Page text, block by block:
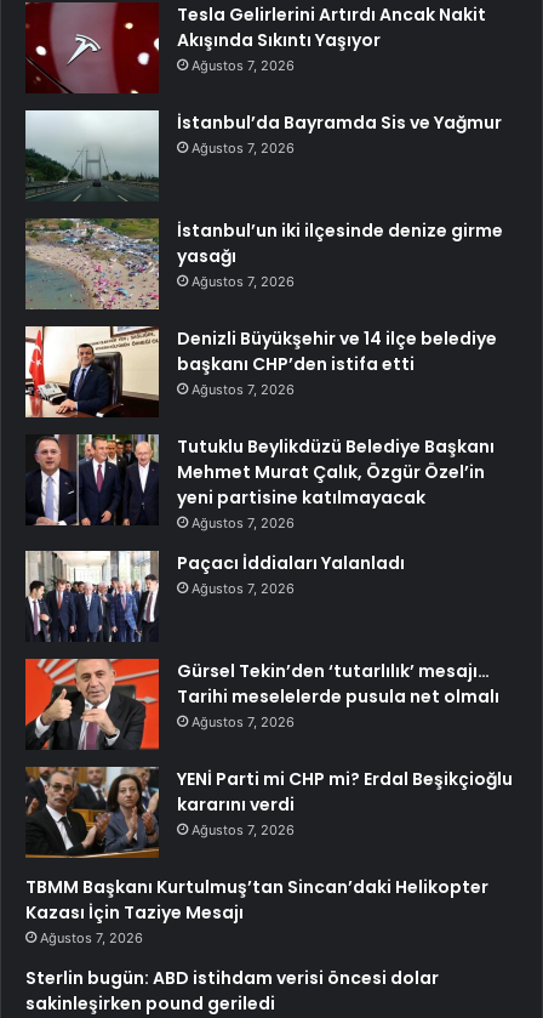
Tesla Gelirlerini Artırdı Ancak Nakit
Akışında Sıkıntı Yaşıyor
Ağustos 7, 2026
İstanbul’da Bayramda Sis ve Yağmur
Ağustos 7, 2026
İstanbul’un iki ilçesinde denize girme
yasağı
Ağustos 7, 2026
Denizli Büyükşehir ve 14 ilçe belediye
başkanı CHP’den istifa etti
Ağustos 7, 2026
Tutuklu Beylikdüzü Belediye Başkanı
Mehmet Murat Çalık, Özgür Özel’in
yeni partisine katılmayacak
Ağustos 7, 2026
Paçacı İddiaları Yalanladı
Ağustos 7, 2026
Gürsel Tekin’den ‘tutarlılık’ mesajı…
Tarihi meselelerde pusula net olmalı
Ağustos 7, 2026
YENİ Parti mi CHP mi? Erdal Beşikçioğlu
kararını verdi
Ağustos 7, 2026
TBMM Başkanı Kurtulmuş’tan Sincan’daki Helikopter
Kazası İçin Taziye Mesajı
Ağustos 7, 2026
Sterlin bugün: ABD istihdam verisi öncesi dolar
sakinleşirken pound geriledi